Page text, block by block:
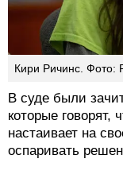
Кири Ричинс. Фото:
В суде были
которые говорят,
настаивает на
оспаривать